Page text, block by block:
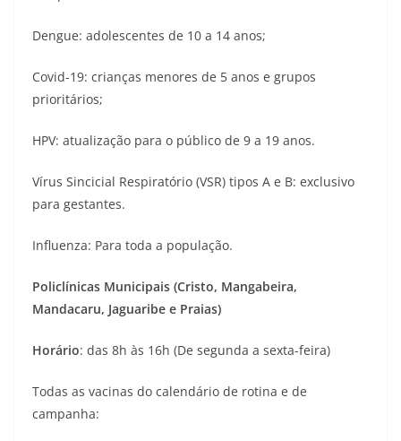
Dengue: adolescentes de 10 a 14 anos;
Covid-19: crianças menores de 5 anos e grupos
prioritários;
HPV: atualização para o público de 9 a 19 anos.
Vírus Sincicial Respiratório (VSR) tipos A e B: exclusivo
para gestantes.
Influenza: Para toda a população.
Policlínicas Municipais (Cristo, Mangabeira,
Mandacaru, Jaguaribe e Praias)
Horário: das 8h às 16h (De segunda a sexta-feira)
Todas as vacinas do calendário de rotina e de
campanha: